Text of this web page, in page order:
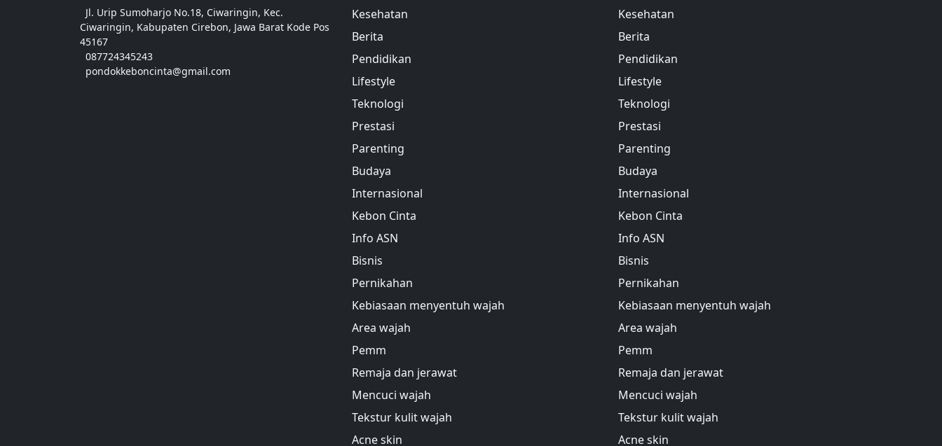
Jl. Urip Sumoharjo No.18, Ciwaringin, Kec.
Ciwaringin, Kabupaten Cirebon, Jawa Barat Kode Pos
45167
087724345243
pondokkeboncinta@gmail.com
Kesehatan
Berita
Pendidikan
Lifestyle
Teknologi
Prestasi
Parenting
Budaya
Internasional
Kebon Cinta
Info ASN
Bisnis
Pernikahan
Kebiasaan menyentuh wajah
Area wajah
Pemm
Remaja dan jerawat
Mencuci wajah
Tekstur kulit wajah
Acne skin
Kesehatan
Berita
Pendidikan
Lifestyle
Teknologi
Prestasi
Parenting
Budaya
Internasional
Kebon Cinta
Info ASN
Bisnis
Pernikahan
Kebiasaan menyentuh wajah
Area wajah
Pemm
Remaja dan jerawat
Mencuci wajah
Tekstur kulit wajah
Acne skin